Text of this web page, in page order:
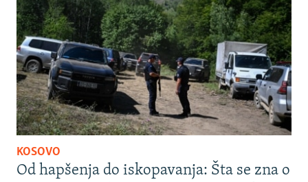
KOSOVO
Od hapšenja do iskopavanja: Šta se zna o